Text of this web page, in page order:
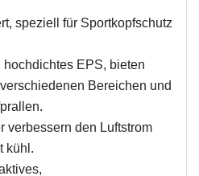
speziell für Sportkopfschutz
EPS, bieten
Bereichen und
verbessern den Luftstrom
kühl.